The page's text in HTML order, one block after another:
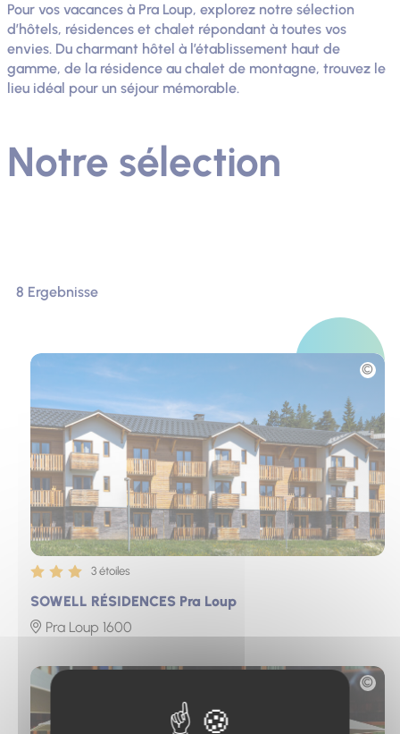
Pour vos vacances à Pra Loup, explorez notre sélection
d’hôtels, résidences et chalet répondant à toutes vos
envies. Du charmant hôtel à l’établissement haut de
gamme, de la résidence au chalet de montagne, trouvez le
lieu idéal pour un séjour mémorable.
Notre sélection
8 Ergebnisse
SOWELL RÉSIDENCES Pra Loup
3 étoiles
Pra Loup 1600
Photo
Photo